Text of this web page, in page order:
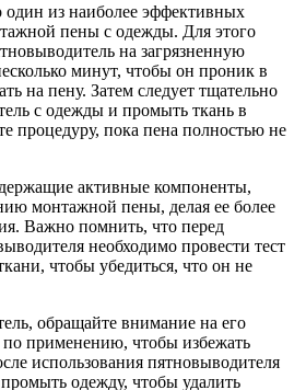
один из наиболее эффективных
пены с одежды. Для этого
на загрязненную
минут, чтобы он проник в
на пену. Затем следует тщательно
с одежды и промыть ткань в
процедуру, пока пена полностью не
активные компоненты,
монтажной пены, делая ее более
Важно помнить, что перед
необходимо провести тест
чтобы убедиться, что он не
обращайте внимание на его
по применению, чтобы избежать
использования пятновыводителя
одежду, чтобы удалить